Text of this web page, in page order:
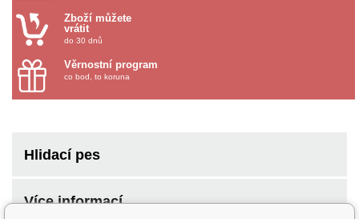
Zboží můžete
vrátit
do 30 dnů
Věrnostní program
co bod, to koruna
Hlidací pes
Více informací